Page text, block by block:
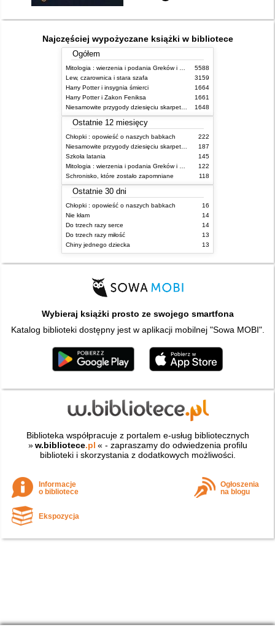
Najczęściej wypożyczane książki w bibliotece
Ogółem
5588
Lew, czarownica i stara szafa
3159
Harry Potter i insygnia śmierci
1664
Harry Potter i Zakon Feniksa
1661
1648
Ostatnie 12 miesięcy
Chłopki : opowieść o naszych babkach
222
187
Szkoła latania
145
122
Schronisko, które zostało zapomniane
118
Ostatnie 30 dni
Chłopki : opowieść o naszych babkach
16
Nie kłam
14
Do trzech razy serce
14
Do trzech razy miłość
13
Chiny jednego dziecka
13
Wybieraj książki prosto ze swojego smartfona
Katalog biblioteki dostępny jest w aplikacji mobilnej "Sowa MOBI".
Biblioteka współpracuje z portalem e-usług bibliotecznych
» w.bibliotece.pl « - zapraszamy do odwiedzenia profilu
biblioteki i skorzystania z dodatkowych możliwości.
Informacje
o bibliotece
Ogłoszenia
na blogu
Ekspozycja